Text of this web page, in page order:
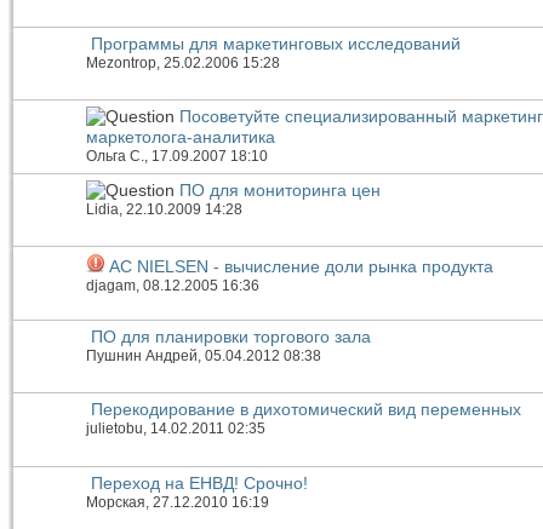
Программы для маркетинговых исследований
Mezontrop , 25.02.2006 15:28
Посоветуйте специализированный
маркетолога-аналитика
Ольга С., 17.09.2007 18:10
ПО для мониторинга цен
Lidia , 22.10.2009 14:28
AC NIELSEN - вычисление доли рынка продукта
djagam, 08.12.2005 16:36
ПО для планировки торгового зала
Пушнин Андрей , 05.04.2012 08:38
Перекодирование в дихотомический вид переменных
julietobu, 14.02.2011 02:35
Переход на ЕНВД! Срочно!
Морская , 27.12.2010 16:19